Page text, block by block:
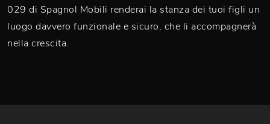
029 di Spagnol Mobili renderai la stanza dei tuoi figli un
luogo davvero funzionale e sicuro, che li accompagnerà
nella crescita.